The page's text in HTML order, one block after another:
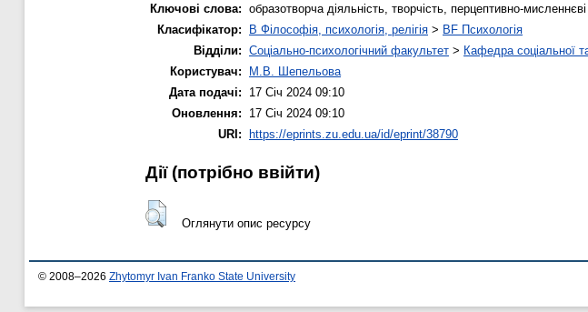
Ключові слова: образотворча діяльність, творчість, перцептивно-мисленнєві
Класифікатор:
B Філософія, психологія, релігія > BF Психологія
Відділи: Соціально-психологічний факультет > Кафедра соціальної
Користувач:
М.В. Шепельова
Дата подачі:
17 Січ 2024 09:10
Оновлення:
17 Січ 2024 09:10
URI: https://eprints.zu.edu.ua/id/eprint/38790
Дії ​​(потрібно ввійти)
Оглянути опис ресурсу
© 2008–2026 Zhytomyr Ivan Franko State University